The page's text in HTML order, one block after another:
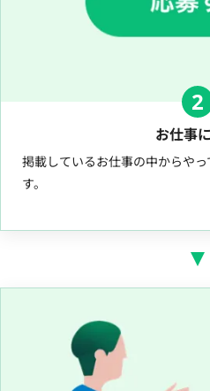
2
お仕事
掲載しているお仕事の中からや
す。